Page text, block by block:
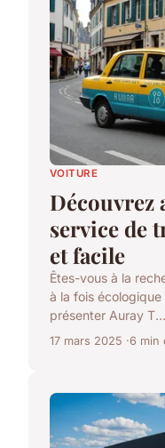
VOITURE
Découvrez
service de
et facile
Êtes-vous à la
à la fois
présenter Auray T...
17 mars 2025 6 min